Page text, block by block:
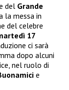
del Grande
la messa in
del celebre
17
ci sarà
dopo alcuni
nel ruolo di
e